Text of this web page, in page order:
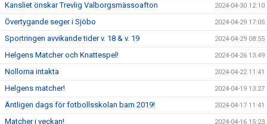
Kansliet önskar Trevlig Valborgsmässoafton 2024-04-30 12:10
Övertygande seger i Sjöbo 2024-04-29 17:05
Sportringen avvikande tider v. 18 & v. 19 2024-04-29 08:55
Helgens Matcher och Knattespel! 2024-04-26 13:49
Nollorna intakta 2024-04-22 11:41
Helgens matcher! 2024-04-19 13:27
Äntligen dags för fotbollsskolan barn 2019! 2024-04-17 11:41
Matcher i veckan! 2024-04-16 15:23